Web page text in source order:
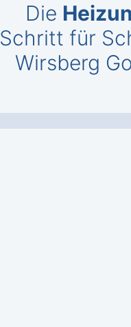
Die
Schritt für
Wirsberg